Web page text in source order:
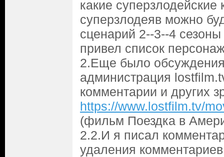
какие
суперзлодеяв можно
сценарий 2--3--4
привел список
2.Еще было
администрация
комментарии и других
https://www.lostfilm.tv/
(фильм Поездка в
2.2.И я писал
удаления